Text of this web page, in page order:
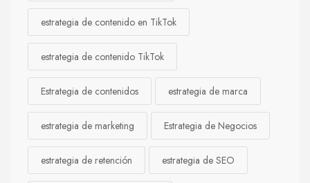
estrategia de contenido en TikTok
estrategia de contenido TikTok
Estrategia de contenidos estrategia de marca
estrategia de marketing Estrategia de Negocios
estrategia de retención estrategia de SEO